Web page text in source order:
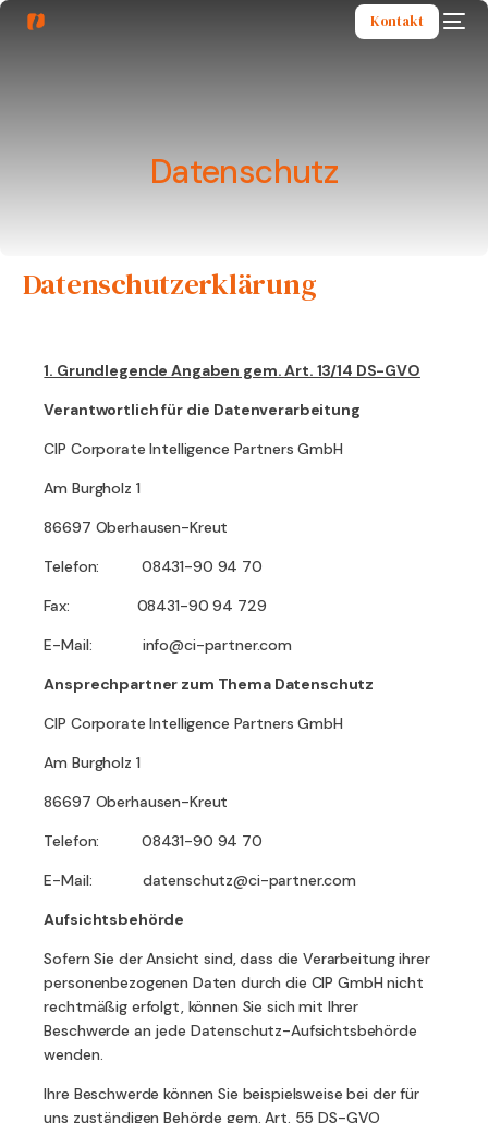
Kontakt
Datenschutz
Datenschutzerklärung
1. Grundlegende Angaben gem. Art. 13/14 DS-GVO
Verantwortlich für die Datenverarbeitung
CIP Corporate Intelligence Partners GmbH
Am Burgholz 1
86697 Oberhausen-Kreut
Telefon: 08431-90 94 70
Fax: 08431-90 94 729
E-Mail: info@ci-partner.com
Ansprechpartner zum Thema Datenschutz
CIP Corporate Intelligence Partners GmbH
Am Burgholz 1
86697 Oberhausen-Kreut
Telefon: 08431-90 94 70
E-Mail: datenschutz@ci-partner.com
Aufsichtsbehörde
Sofern Sie der Ansicht sind, dass die Verarbeitung ihrer
personenbezogenen Daten durch die CIP GmbH nicht
rechtmäßig erfolgt, können Sie sich mit Ihrer
Beschwerde an jede Datenschutz-Aufsichtsbehörde
wenden.
Ihre Beschwerde können Sie beispielsweise bei der für
uns zuständigen Behörde gem. Art. 55 DS-GVO